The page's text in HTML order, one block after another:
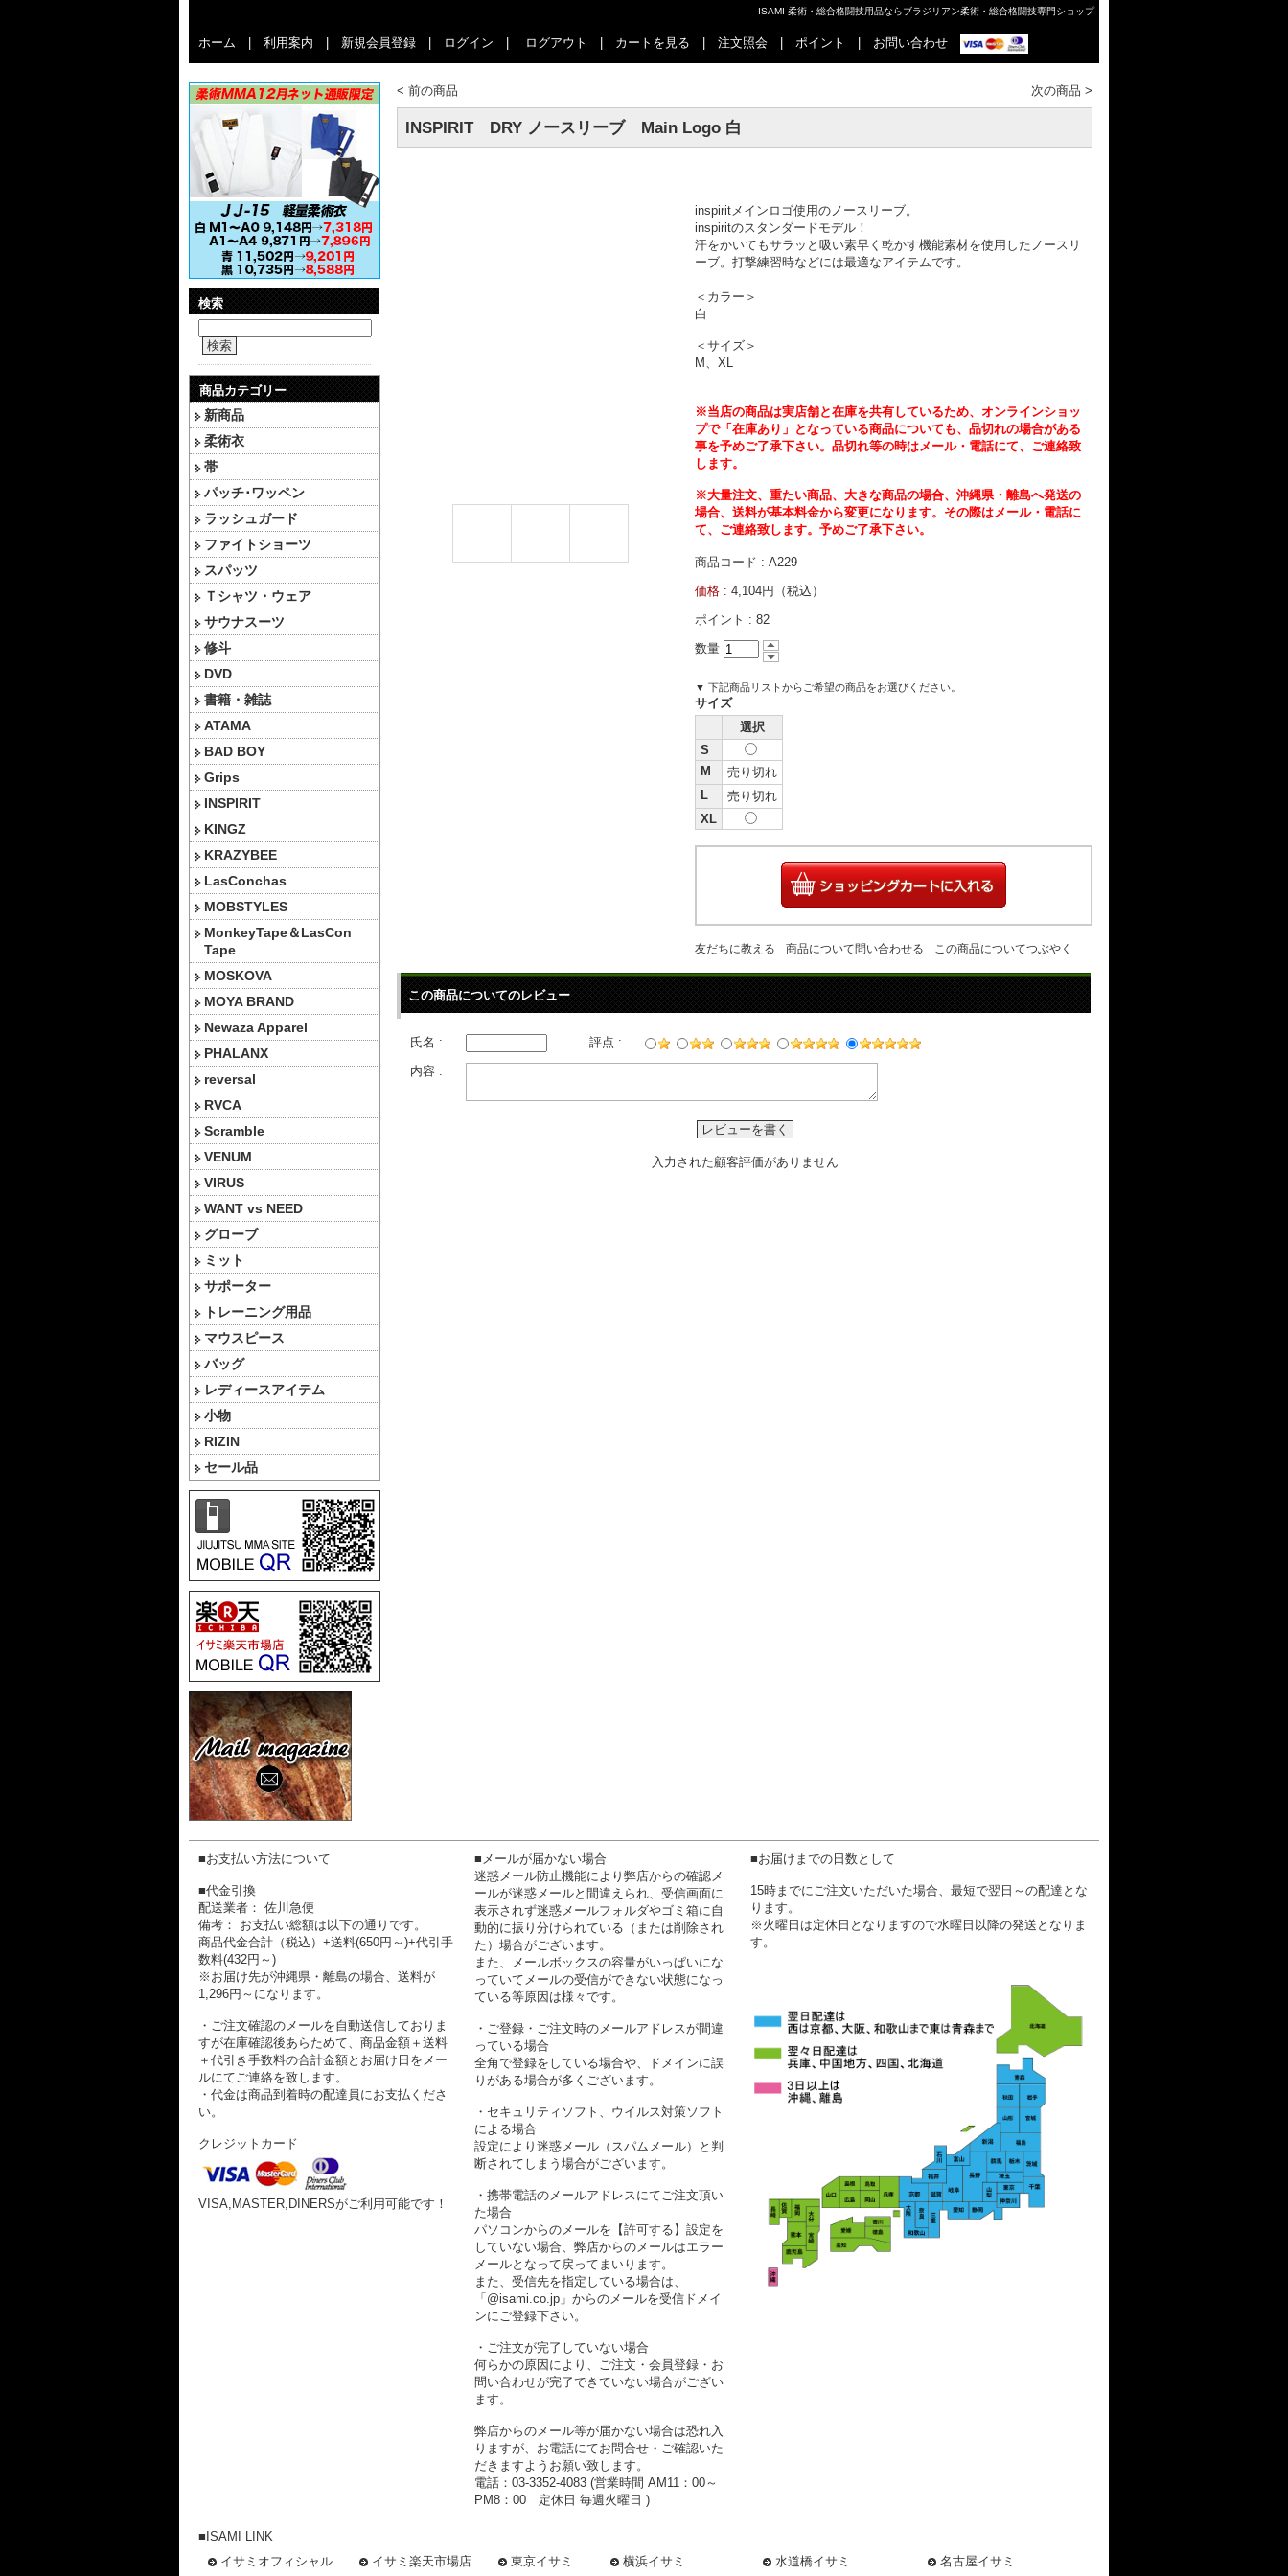
ISAMI 柔術・総合格闘技用品ならブラジリアン柔術・総合格闘技専門ショップ
ホーム 利用案内 新規会員登録 ログイン ログアウト カートを見る 注文照会 ポイント お問い合わせ
検索
検索
商品カテゴリー
新商品
柔術衣
帯
パッチ･ワッペン
ラッシュガード
ファイトショーツ
スパッツ
Ｔシャツ・ウェア
サウナスーツ
修斗
DVD
書籍・雑誌
ATAMA
BAD BOY
Grips
INSPIRIT
KINGZ
KRAZYBEE
LasConchas
MOBSTYLES
MonkeyTape＆LasCon
Tape
MOSKOVA
MOYA BRAND
Newaza Apparel
PHALANX
reversal
RVCA
Scramble
VENUM
VIRUS
WANT vs NEED
グローブ
ミット
サポーター
トレーニング用品
マウスピース
バッグ
レディースアイテム
小物
RIZIN
セール品
< 前の商品 次の商品 >
INSPIRIT DRY ノースリーブ Main Logo 白
inspiritメインロゴ使用のノースリーブ。
inspiritのスタンダードモデル！
汗をかいてもサラッと吸い素早く乾かす機能素材を使用したノースリ
ーブ。打撃練習時などには最適なアイテムです。
＜カラー＞
白
＜サイズ＞
M、XL
※当店の商品は実店舗と在庫を共有しているため、オンラインショッ
プで「在庫あり」となっている商品についても、品切れの場合がある
事を予めご了承下さい。品切れ等の時はメール・電話にて、ご連絡致
します。
※大量注文、重たい商品、大きな商品の場合、沖縄県・離島へ発送の
場合、送料が基本料金から変更になります。その際はメール・電話に
て、ご連絡致します。予めご了承下さい。
商品コード : A229
価格 : 4,104円（税込）
ポイント : 82
数量
▼ 下記商品リストからご希望の商品をお選びください。
サイズ
選択
S
M
売り切れ
L
売り切れ
XL
友だちに教える 商品について問い合わせる この商品についてつぶやく
この商品についてのレビュー
氏名 :
評点 :
内容 :
レビューを書く
入力された顧客評価がありません
■お支払い方法について
■代金引換
配送業者： 佐川急便
備考： お支払い総額は以下の通りです。
商品代金合計（税込）+送料(650円～)+代引手
数料(432円～)
※お届け先が沖縄県・離島の場合、送料が
1,296円～になります。
・ご注文確認のメールを自動送信しておりま
すが在庫確認後あらためて、商品金額＋送料
＋代引き手数料の合計金額とお届け日をメー
ルにてご連絡を致します。
・代金は商品到着時の配達員にお支払くださ
い。
クレジットカード
VISA,MASTER,DINERSがご利用可能です！
■メールが届かない場合
迷惑メール防止機能により弊店からの確認メ
ールが迷惑メールと間違えられ、受信画面に
表示されず迷惑メールフォルダやゴミ箱に自
動的に振り分けられている（または削除され
た）場合がございます。
また、メールボックスの容量がいっぱいにな
っていてメールの受信ができない状態になっ
ている等原因は様々です。
・ご登録・ご注文時のメールアドレスが間違
っている場合
全角で登録をしている場合や、ドメインに誤
りがある場合が多くございます。
・セキュリティソフト、ウイルス対策ソフト
による場合
設定により迷惑メール（スパムメール）と判
断されてしまう場合がございます。
・携帯電話のメールアドレスにてご注文頂い
た場合
パソコンからのメールを【許可する】設定を
していない場合、弊店からのメールはエラー
メールとなって戻ってまいります。
また、受信先を指定している場合は、
「@isami.co.jp」からのメールを受信ドメイ
ンにご登録下さい。
・ご注文が完了していない場合
何らかの原因により、ご注文・会員登録・お
問い合わせが完了できていない場合がござい
ます。
弊店からのメール等が届かない場合は恐れ入
りますが、お電話にてお問合せ・ご確認いた
だきますようお願い致します。
電話：03-3352-4083 (営業時間 AM11：00～
PM8：00 定休日 毎週火曜日 )
■お届けまでの日数として
15時までにご注文いただいた場合、最短で翌日～の配達とな
ります。
※火曜日は定休日となりますので水曜日以降の発送となりま
す。
■ISAMI LINK
イサミオフィシャル
イサミ楽天市場店 東京イサミ 横浜イサミ 水道橋イサミ 名古屋イサミ